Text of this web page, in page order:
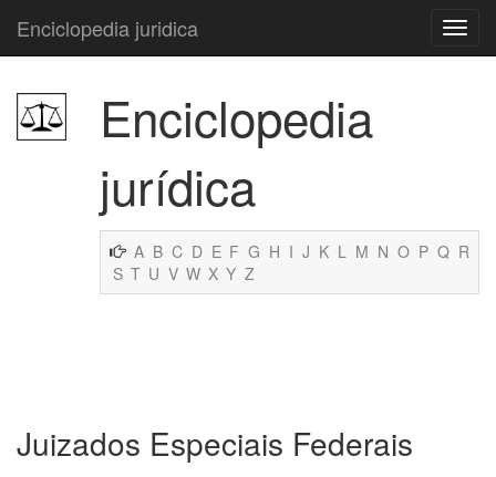
Enciclopedia juridica
Enciclopedia
jurídica
A B C D E F G H I J K L M N O P Q R
S T U V W X Y Z
Juizados Especiais Federais